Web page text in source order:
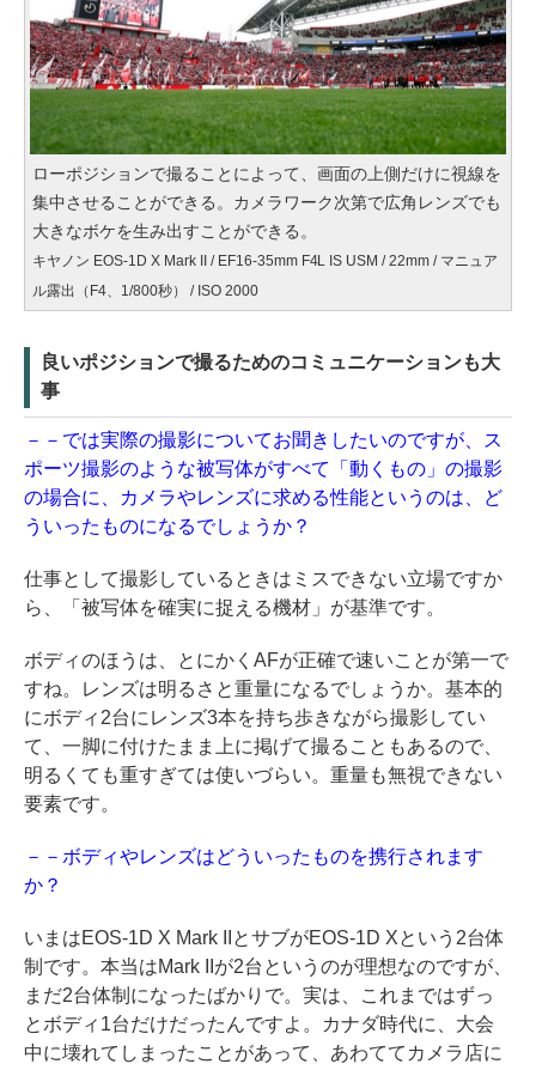
ローポジションで撮ることによって、画面の上側だけに視線を
集中させることができる。カメラワーク次第で広角レンズでも
大きなボケを生み出すことができる。
キヤノン EOS-1D X Mark II / EF16-35mm F4L IS USM / 22mm / マニュア
ル露出（F4、1/800秒） / ISO 2000
良いポジションで撮るためのコミュニケーションも大
事
－－では実際の撮影についてお聞きしたいのですが、ス
ポーツ撮影のような被写体がすべて「動くもの」の撮影
の場合に、カメラやレンズに求める性能というのは、ど
ういったものになるでしょうか？
仕事として撮影しているときはミスできない立場ですか
ら、「被写体を確実に捉える機材」が基準です。
ボディのほうは、とにかくAFが正確で速いことが第一で
すね。レンズは明るさと重量になるでしょうか。基本的
にボディ2台にレンズ3本を持ち歩きながら撮影してい
て、一脚に付けたまま上に掲げて撮ることもあるので、
明るくても重すぎては使いづらい。重量も無視できない
要素です。
－－ボディやレンズはどういったものを携行されます
か？
いまはEOS-1D X Mark IIとサブがEOS-1D Xという2台体
制です。本当はMark IIが2台というのが理想なのですが、
まだ2台体制になったばかりで。実は、これまではずっ
とボディ1台だけだったんですよ。カナダ時代に、大会
中に壊れてしまったことがあって、あわててカメラ店に